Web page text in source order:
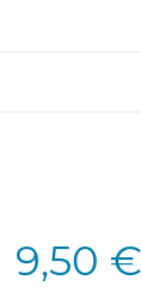
9,50 €